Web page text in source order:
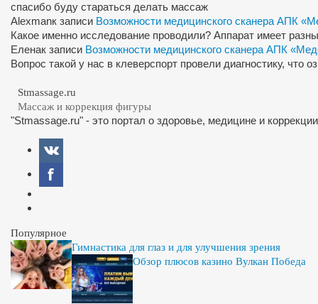
спасибо буду стараться делать массаж
Alexmanк записи Возможности медицинского сканера АПК
Какое именно исследование проводили? Аппарат имеет
Еленак записи Возможности медицинского сканера АПК
Вопрос такой у нас в клеверспорт провели диагностику, что
Stmassage.ru
Массаж и коррекция фигуры
"Stmassage.ru" - это портал о здоровье, медицине и
Популярное
Гимнастика для глаз и для улучшения зрения
Обзор плюсов казино Вулкан Победа